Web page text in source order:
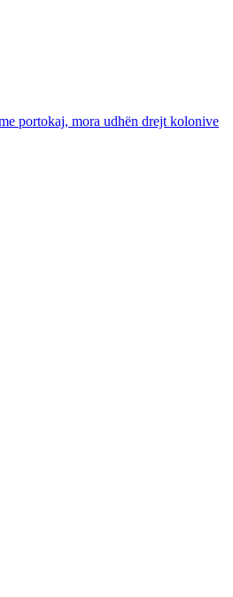
portokaj, mora udhën drejt kolonive